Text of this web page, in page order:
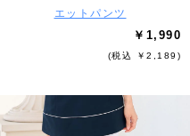
エットパンツ
￥1,990
(税込 ￥2,189)